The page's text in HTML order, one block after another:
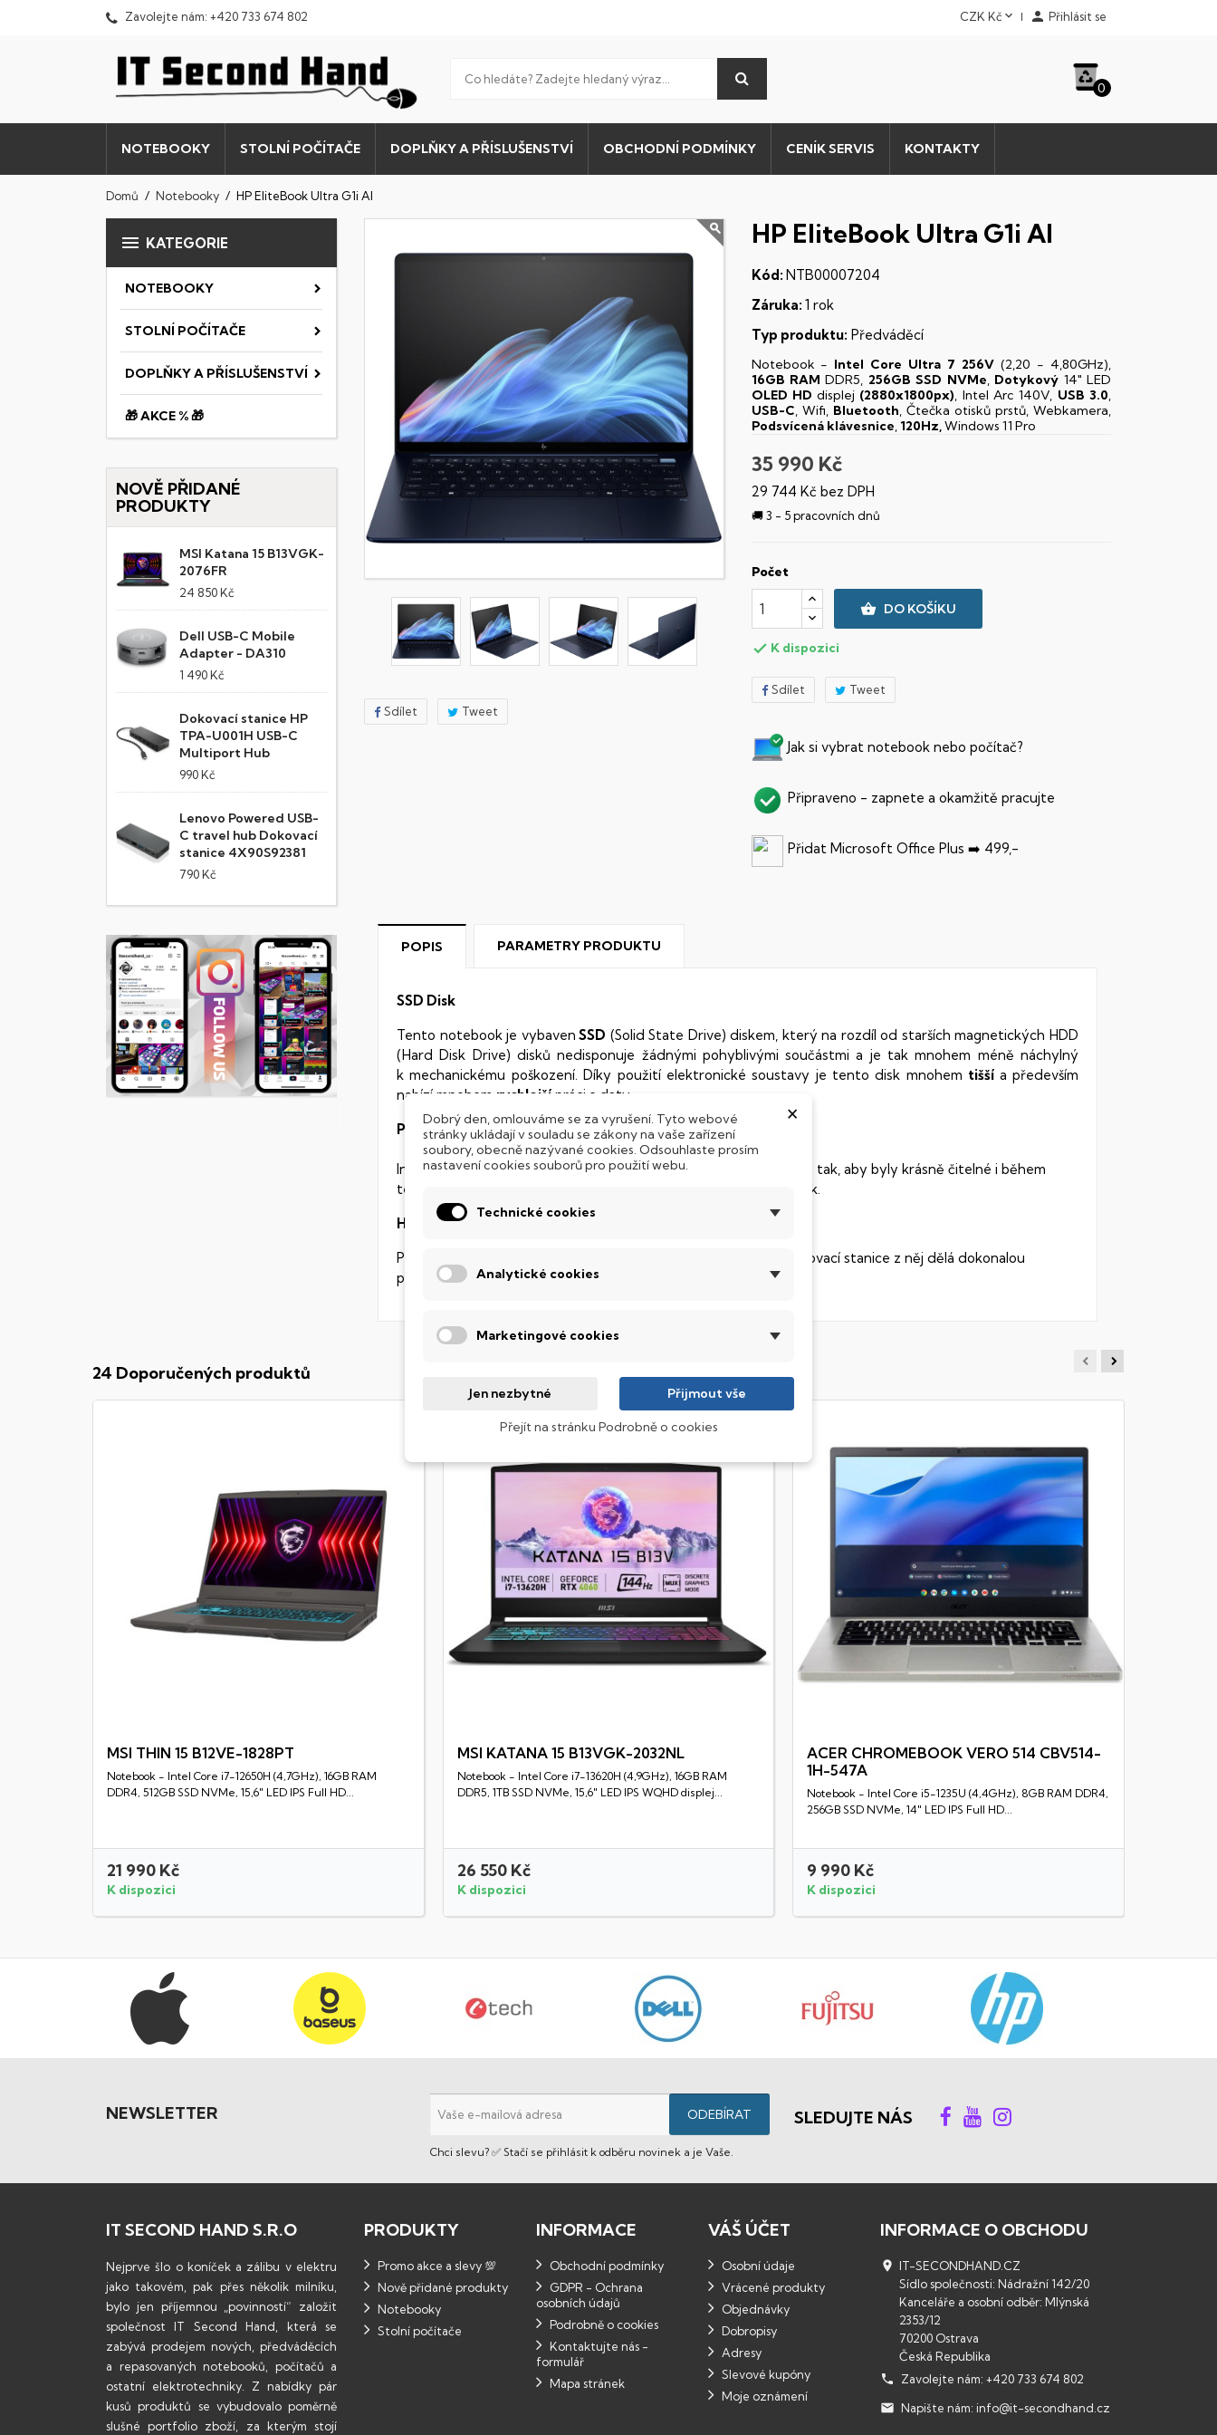
Zavolejte nám: +420 733 674 802 CZK Kč  Přihlásit se
0
NOTEBOOKY STOLNÍ POČÍTAČE DOPLŇKY A PŘÍSLUŠENSTVÍ OBCHODNÍ PODMÍNKY CENÍK SERVIS KONTAKTY
Domů Notebooky HP EliteBook Ultra G1i AI
 KATEGORIE
NOTEBOOKY
STOLNÍ POČÍTAČE
DOPLŇKY A PŘÍSLUŠENSTVÍ
🎁 AKCE % 🎁
NOVĚ PŘIDANÉ
PRODUKTY
MSI Katana 15 B13VGK-
2076FR
24 850 Kč
Dell USB-C Mobile
Adapter - DA310
1 490 Kč
Dokovací stanice HP
TPA-U001H USB-C
Multiport Hub
990 Kč
Lenovo Powered USB-
C travel hub Dokovací
stanice 4X90S92381
790 Kč
Sdílet Tweet
HP EliteBook Ultra G1i AI
Kód: NTB00007204
Záruka: 1 rok
Typ produktu: Předváděcí
Notebook - Intel Core Ultra 7 256V(2,20 - 4,80GHz),
16GB RAM DDR5, 256GB SSD NVMe, Dotykový 14" LED
OLED HD displej (2880x1800px), Intel Arc 140V, USB 3.0,
USB-C, Wifi, Bluetooth, Čtečka otisků prstů, Webkamera,
Podsvícená klávesnice,120Hz,Windows 11 Pro
35 990 Kč
29 744 Kč bez DPH
🚚 3 - 5 pracovních dnů
Počet
 DO KOŠÍKU
 K dispozici
Sdílet Tweet
Jak si vybrat notebook nebo počítač?
Připraveno - zapnete a okamžitě pracujte
Přidat Microsoft Office Plus ➡️ 499,-
POPIS PARAMETRY PRODUKTU
SSD Disk
Tento notebook je vybaven SSD (Solid State Drive) diskem, který na rozdíl od starších magnetických HDD
(Hard Disk Drive) disků nedisponuje žádnými pohyblivými součástmi a je tak mnohem méně náchylný
k mechanickému poškození. Díky použití elektronické soustavy je tento disk mnohem tišší a především
nabízí mnohem rychlejší práci s daty.
Podsvícená klávesnice
Integrovaný systém úsporných LED diod osvítí jednotlivé klávesy tak, aby byly krásně čitelné i během
temné noci, stále však decentně, aby nikterak nedráždily Váš zrak.
HP Elitebook
Pracovní nástroj v elegantním, ale odolném šasi. Podpora pro dokovací stanice z něj dělá dokonalou
přenosnou kancelář.
24 Doporučených produktů
Rychlý náhled
MSI THIN 15 B12VE-1828PT
Notebook - Intel Core i7-12650H (4,7GHz), 16GB RAM
DDR4, 512GB SSD NVMe, 15,6" LED IPS Full HD...
21 990 Kč
K dispozici
Rychlý náhled
MSI KATANA 15 B13VGK-2032NL
Notebook - Intel Core i7-13620H (4,9GHz), 16GB RAM
DDR5, 1TB SSD NVMe, 15,6" LED IPS WQHD displej...
26 550 Kč
K dispozici
ACER CHROMEBOOK VERO 514 CBV514-
1H-547A
Notebook - Intel Core i5-1235U (4,4GHz), 8GB RAM DDR4,
256GB SSD NVMe, 14" LED IPS Full HD...
9 990 Kč
K dispozici
NEWSLETTER
Chci slevu? ✅ Stačí se přihlásit k odběru novinek a je Vaše.
SLEDUJTE NÁS
IT SECOND HAND S.R.O
Nejprve šlo o koníček a zálibu v elektru
jako takovém, pak přes několik milníku,
bylo jen příjemnou „povinností“ založit
společnost IT Second Hand, která se
zabývá prodejem nových, předváděcích
a repasovaných notebooků, počítačů a
ostatní elektrotechniky. Z nabídky pár
kusů produktů se vybudovalo poměrně
slušné portfolio zboží, za kterým stojí
PRODUKTY
Promo akce a slevy 💯
Nově přidané produkty
Notebooky
Stolní počítače
INFORMACE
Obchodní podmínky
GDPR - Ochrana
osobních údajů
Podrobně o cookies
Kontaktujte nás -
formulář
Mapa stránek
VÁŠ ÚČET
Osobní údaje
Vrácené produkty
Objednávky
Dobropisy
Adresy
Slevové kupóny
Moje oznámení
INFORMACE O OBCHODU
 IT-SECONDHAND.CZ
Sídlo společnosti: Nádražní 142/20
Kanceláře a osobní odběr: Mlýnská
2353/12
70200 Ostrava
Česká Republika

Zavolejte nám: +420 733 674 802
 Napište nám: info@it-secondhand.cz
×
Dobrý den, omlouváme se za vyrušení. Tyto webové
stránky ukládají v souladu se zákony na vaše zařízení
soubory, obecně nazývané cookies. Odsouhlaste prosím
nastavení cookies souborů pro použití webu.
Technické cookies
Analytické cookies
Marketingové cookies
Jen nezbytné Přijmout vše
Přejít na stránku Podrobně o cookies